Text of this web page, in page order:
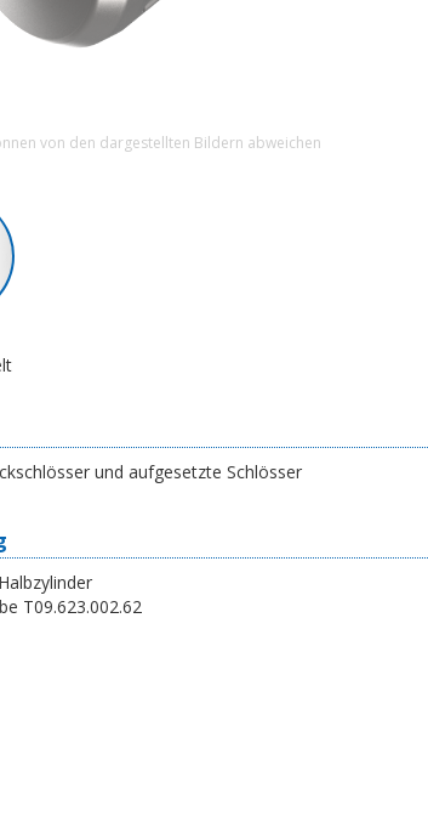
von den dargestellten Bildern abweichen
und aufgesetzte Schlösser
T09.623.002.62